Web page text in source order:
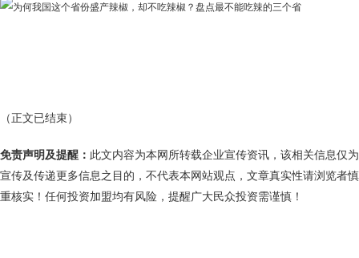
（正文已结束）
免责声明及提醒： 此文内容为本网所转载企业宣传资讯，该相关信息仅为
宣传及传递更多信息之目的，不代表本网站观点，文章真实性请浏览者慎
重核实！任何投资加盟均有风险，提醒广大民众投资需谨慎！